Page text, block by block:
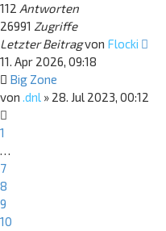
112 Antworten
26991 Zugriffe
Letzter Beitragvon Flocki
11. Apr 2026, 09:18
Big Zone
von .dnl » 28. Jul 2023, 00:12
1
…
7
8
9
10